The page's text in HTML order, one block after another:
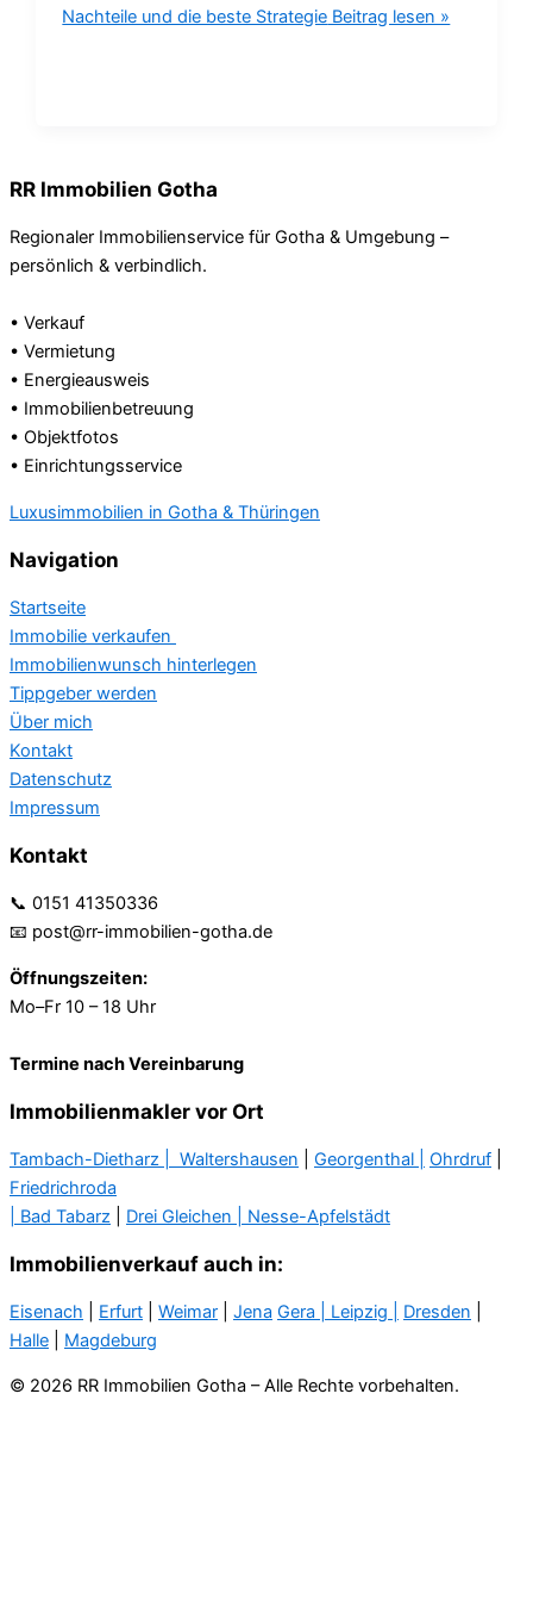
Nachteile und die beste Strategie Beitrag lesen »
RR Immobilien Gotha
Regionaler Immobilienservice für Gotha & Umgebung –
persönlich & verbindlich.
• Verkauf
• Vermietung
• Energieausweis
• Immobilienbetreuung
• Objektfotos
• Einrichtungsservice
Luxusimmobilien in Gotha & Thüringen
Navigation
Startseite
Immobilie verkaufen
Immobilienwunsch hinterlegen
Tippgeber werden
Über mich
Kontakt
Datenschutz
Impressum
Kontakt
📞 0151 41350336
📧 post@rr-immobilien-gotha.de
Öffnungszeiten:
Mo–Fr 10 – 18 Uhr
Termine nach Vereinbarung
Immobilienmakler vor Ort
Tambach-Dietharz | Waltershausen Georgenthal | Ohrdruf
Friedrichroda
| Bad Tabarz
Drei Gleichen | Nesse-Apfelstädt
Immobilienverkauf auch in:
Eisenach Erfurt Weimar Jena Gera | Leipzig | Dresden
Halle
Magdeburg
© 2026 RR Immobilien Gotha – Alle Rechte vorbehalten.